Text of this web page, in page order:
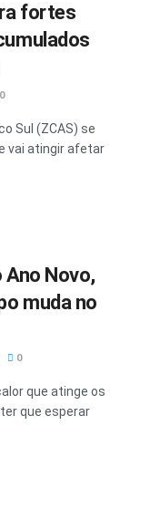
fortes
0
Sul (ZCAS) se
vai atingir afetar
Novo,
muda no
0
que atinge os
que esperar